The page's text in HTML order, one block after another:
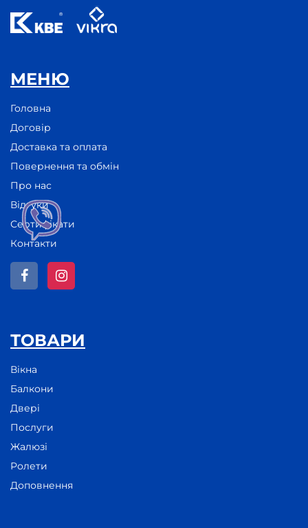
МЕНЮ
Головна
Договір
Доставка та оплата
Повернення та обмін
Про нас
Відгуки
Сертифікати
Контакти
ТОВАРИ
Вікна
Балкони
Двері
Послуги
Жалюзі
Ролети
Доповнення